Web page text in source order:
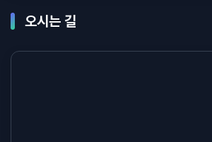
오시는 길